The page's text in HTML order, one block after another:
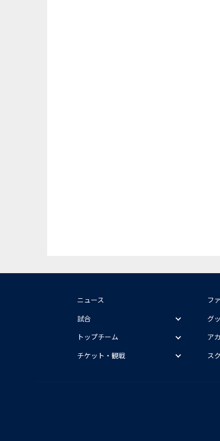
ニュース
試合
トップチーム
チケット・観戦
フ
グ
ア
ス